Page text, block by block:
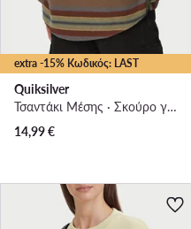
extra -15% Κωδικός: LAST
Quiksilver
Τσαντάκι Μέσης · Σκούρο γκρι
14,99€